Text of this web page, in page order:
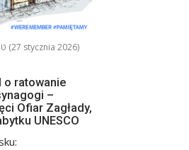
ט׳ בשבט ה׳תשפ״ו (27 stycznia 2026)
o ratowanie
–
Ofiar Zagłady,
UNESCO